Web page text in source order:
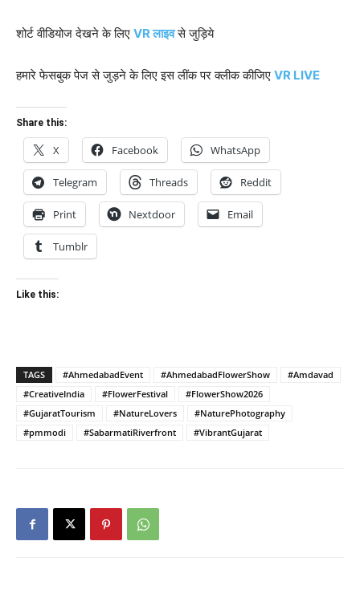
शोर्ट वीडियोज देखने के लिए VR लाइवसे जुड़िये
हमारे फेसबुक पेज से जुड़ने के लिए इस लींक पर क्लीक कीजिए VR LIVE
Share this:
X Facebook WhatsApp
Telegram Threads Reddit
Print Nextdoor Email
Tumblr
Like this:
TAGS #AhmedabadEvent #AhmedabadFlowerShow
#Amdavad
#CreativeIndia
#FlowerFestival
#FlowerShow2026
#GujaratTourism
#NatureLovers
#NaturePhotography
#pmmodi
#SabarmatiRiverfront #VibrantGujarat